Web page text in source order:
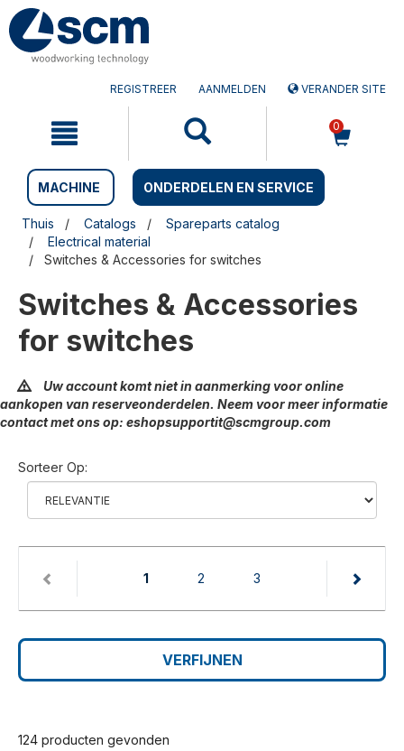
Doorgaan
naar
artikel
naar
het
navigatiemenu
REGISTREER AANMELDEN VERANDER SITE
0
MACHINE ONDERDELEN EN SERVICE
Thuis Catalogs
Spareparts catalog
Electrical material
Switches & Accessories for switches
Switches & Accessories
for switches
Uw account komt niet in aanmerking voor online
aankopen van reserveonderdelen. Neem voor meer informatie
contact met ons op: eshopsupportit@scmgroup.com
Sorteer Op:
1(current)
2 3
VERFIJNEN
124 producten gevonden